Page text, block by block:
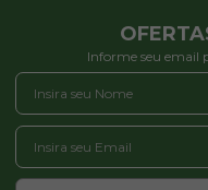
Informe seu email